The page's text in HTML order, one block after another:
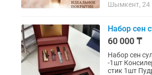
Шымкент, 24
Набор сен
60 000 ₸
Набор сен
-1шт
стик 1шт